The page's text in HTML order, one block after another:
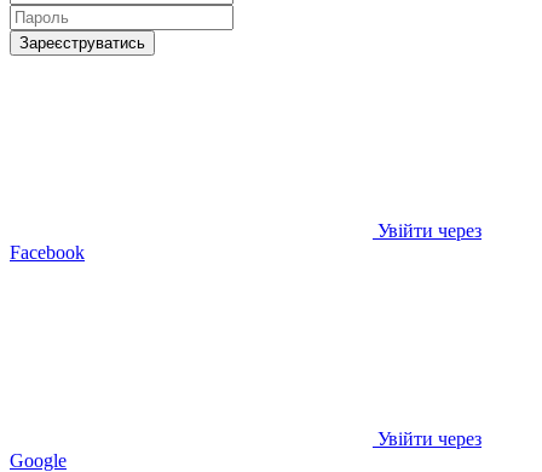
Зареєструватись
Увійти через
Facebook
Увійти через
Google